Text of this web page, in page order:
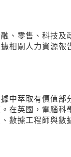
、零售、科技及
相關人力資源報
中萃取有價值部
在英國，電腦科
數據工程師與數